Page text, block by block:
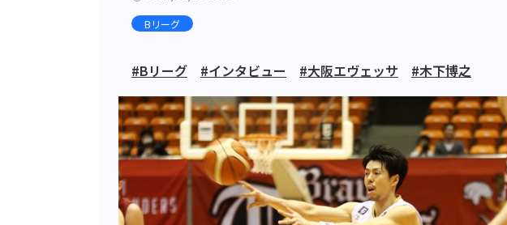
Bリーグ
#Bリーグ #インタビュー #大阪エヴェッサ #木下博之